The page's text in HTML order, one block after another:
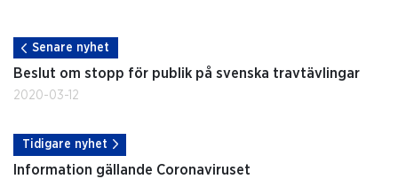
Senare nyhet
Beslut om stopp för publik på svenska travtävlingar
2020-03-12
Tidigare nyhet
Information gällande Coronaviruset